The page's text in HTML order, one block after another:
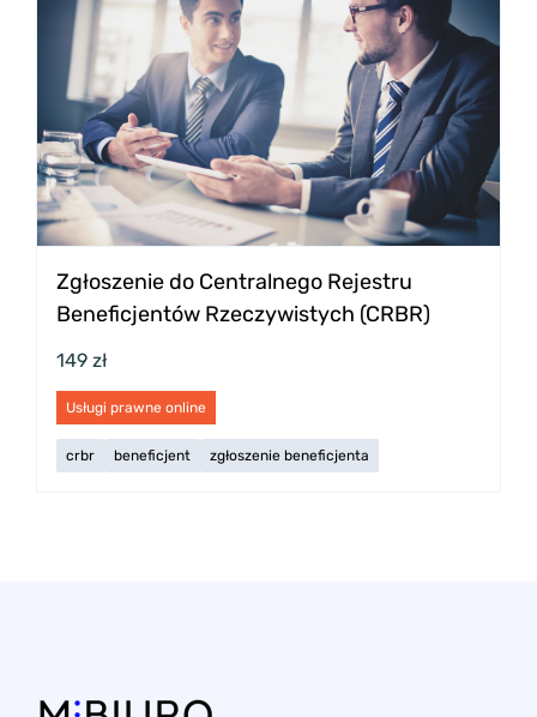
Zgłoszenie do Centralnego Rejestru
Beneficjentów Rzeczywistych (CRBR)
149 zł
Usługi prawne online
crbr beneficjent zgłoszenie beneficjenta